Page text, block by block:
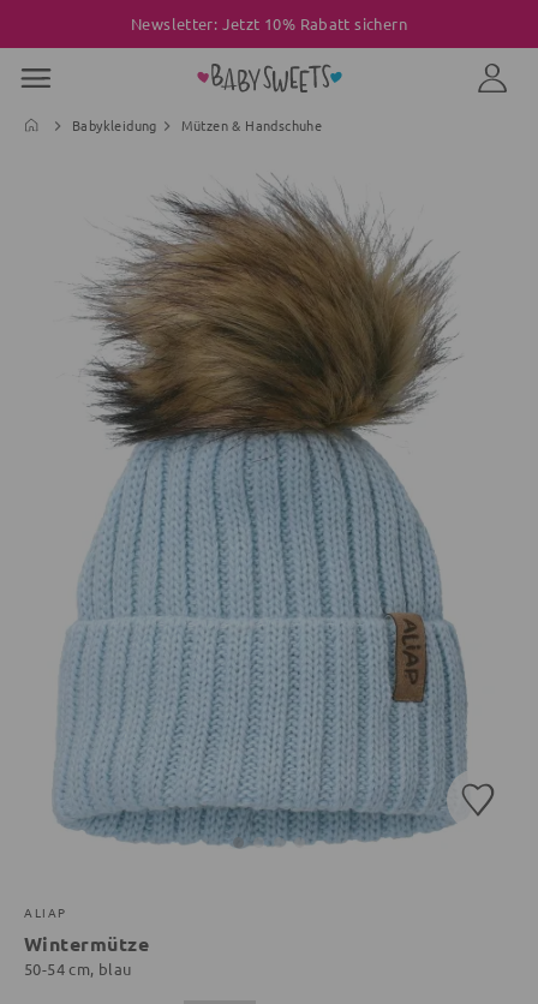
Newsletter: Jetzt 10% Rabatt sichern
Babykleidung Mützen & Handschuhe
ALIAP
Wintermütze
50-54 cm, blau